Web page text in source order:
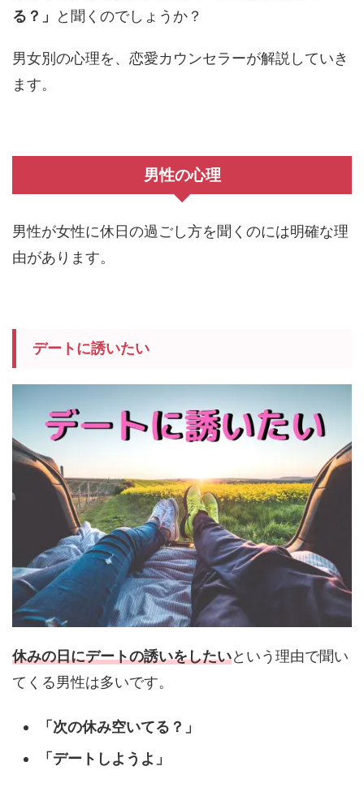
る？」
と聞くのでしょうか？
男女別の心理を、恋愛カウンセラーが解説していき
ます。
男性の心理
男性が女性に休日の過ごし方を聞くのには明確な理
由があります。
デートに誘いたい
休みの日にデートの誘いをしたいという理由で聞い
てくる男性は多いです。
「次の休み空いてる？」
「デートしようよ」